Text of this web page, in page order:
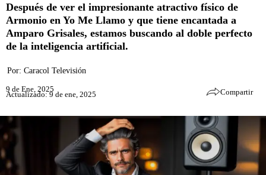
Después de ver el impresionante atractivo físico de
Armonio en Yo Me Llamo y que tiene encantada a
Amparo Grisales, estamos buscando al doble perfecto
de la inteligencia artificial.
Por: Caracol Televisión
9 de Ene, 2025
Actualizado: 9 de ene, 2025 Compartir